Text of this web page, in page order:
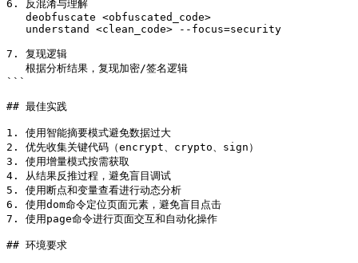
6. 反混淆与理解
   deobfuscate <obfuscated_code>
   understand <clean_code> --focus=security
7. 复现逻辑
   根据分析结果，复现加密/签名逻辑
```
## 最佳实践
1. 使用智能摘要模式避免数据过大
2. 优先收集关键代码（encrypt、crypto、sign）
3. 使用增量模式按需获取
4. 从结果反推过程，避免盲目调试
5. 使用断点和变量查看进行动态分析
6. 使用dom命令定位页面元素，避免盲目点击
7. 使用page命令进行页面交互和自动化操作
## 环境要求